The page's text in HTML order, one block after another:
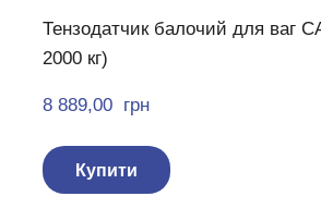
Тензодатчик балочий для ваг
2000 кг)
8 889,00  грн
Купити